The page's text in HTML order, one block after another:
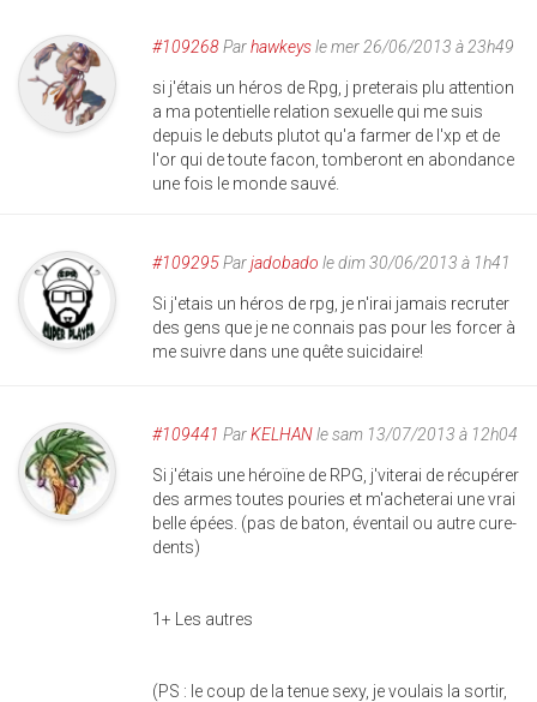
#109268Parhawkeysle mer 26/06/2013 à 23h49
si j'étais un héros de Rpg, j preterais plu attention
a ma potentielle relation sexuelle qui me suis
depuis le debuts plutot qu'a farmer de l'xp et de
l'or qui de toute facon, tomberont en abondance
une fois le monde sauvé.
#109295Parjadobado le dim 30/06/2013 à 1h41
Si j'etais un héros de rpg, je n'irai jamais recruter
des gens que je ne connais pas pour les forcer à
me suivre dans une quête suicidaire!
#109441 ParKELHANle sam 13/07/2013 à 12h04
Si j'étais une héroïne de RPG, j'viterai de récupérer
des armes toutes pouries et m'acheterai une vrai
belle épées. (pas de baton, éventail ou autre cure-
dents)
1+ Les autres
(PS : le coup de la tenue sexy, je voulais la sortir,